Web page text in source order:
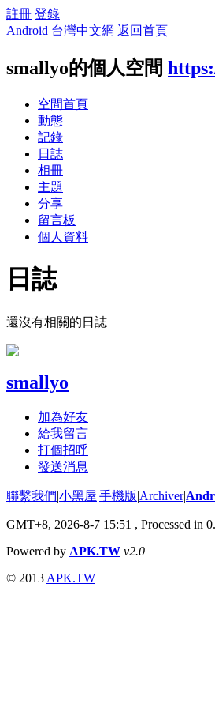
註冊 登錄
Android 台灣中文網 返回首頁
smallyo的個人空間
空間首頁
動態
記錄
日誌
相冊
主題
分享
留言板
個人資料
日誌
還沒有相關的日誌
smallyo
加為好友
給我留言
打個招呼
發送消息
聯繫我們|小黑屋|手機版|Archiver|
GMT+8, 2026-8-7 15:51 , Processed in
Powered by APK.TW v2.0
© 2013 APK.TW